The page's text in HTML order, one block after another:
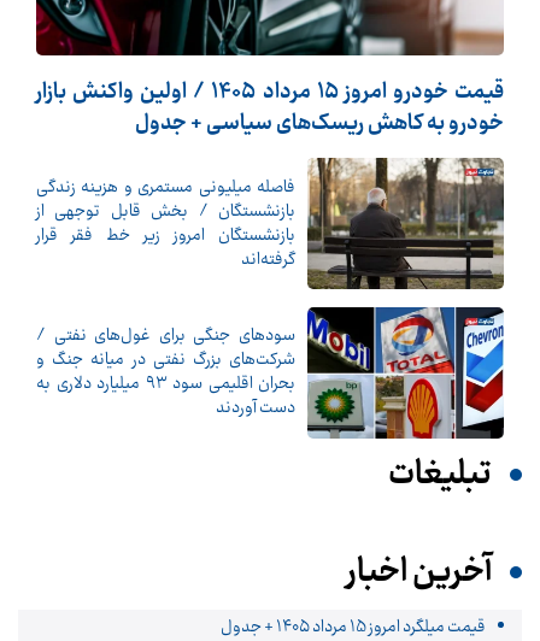
قیمت خودرو امروز 15 مرداد 1405 / اولین واکنش بازار
خودرو به کاهش ریسک‌های سیاسی + جدول
فاصله میلیونی مستمری و هزینه زندگی
بازنشستگان / بخش قابل توجهی از
بازنشستگان امروز زیر خط فقر قرار
گرفته‌اند
سودهای جنگی برای غول‌های نفتی /
شرکت‌های بزرگ نفتی در میانه جنگ و
بحران اقلیمی سود ۹۳ میلیارد دلاری به
دست آوردند
تبلیغات
آخرین اخبار
قیمت میلگرد امروز 15 مرداد ۱۴۰۵ + جدول